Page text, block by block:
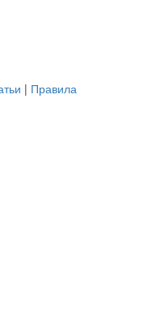
| Правила